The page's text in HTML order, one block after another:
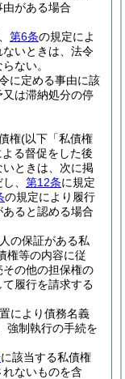
がある場合
第6条の規定によ
いときは、法令
ない。
に定める事由に該
は滞納処分の停
権(以下「私債権
る督促をした後
ときは、次に掲
、 第12条に規定
の規定により履行
ると認める場合
の保証がある私
権等の内容に従
の他の担保権の
履行を請求する
により債務名義
強制執行の手続を
に該当する私債権
ないものを含